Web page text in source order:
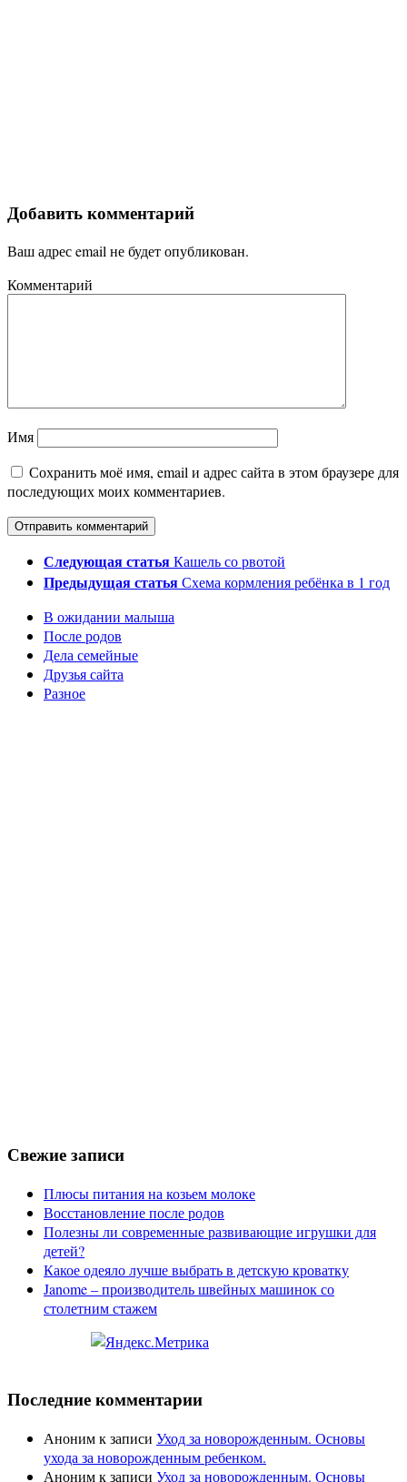
Добавить комментарий
Ваш адрес email не будет опубликован.
Комментарий
Имя
Сохранить моё имя, email и адрес сайта в этом браузере для
последующих моих комментариев.
Следующая статьяКашель со рвотой
Предыдущая статьяСхема кормления ребёнка в 1 год
В ожидании малыша
После родов
Дела семейные
Друзья сайта
Разное
Свежие записи
Плюсы питания на козьем молоке
Восстановление после родов
Полезны ли современные развивающие игрушки для
детей?
Какое одеяло лучше выбрать в детскую кроватку
Janome – производитель швейных машинок со
столетним стажем
Последние комментарии
Анонимк записи Уход за новорожденным. Основы
ухода за новорожденным ребенком.
Анонимк записи Уход за новорожденным. Основы